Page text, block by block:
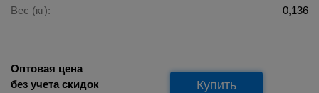
Вес (кг):
0,136
Оптовая цена
без учета скидок
Купить